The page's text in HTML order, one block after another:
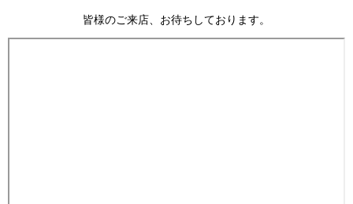
皆様のご来店、お待ちしております。